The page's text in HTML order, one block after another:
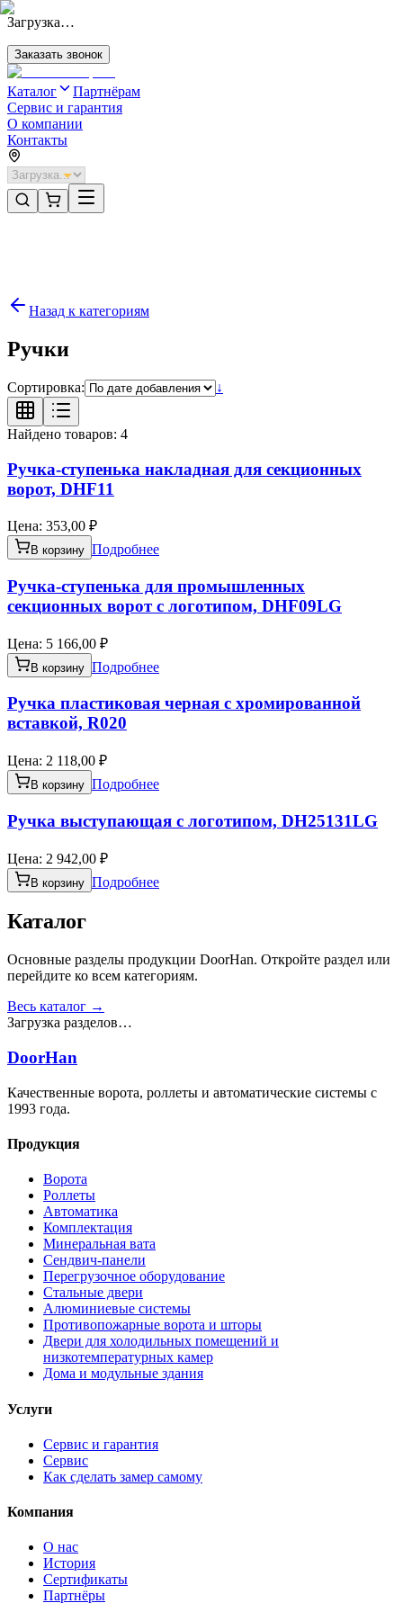
Загрузка…
Заказать звонок
Каталог
Партнёрам
Сервис и гарантия
О компании
Контакты
РучкиНазад к категориям
Ручки
Сортировка: ↓
Найдено товаров: 4
Ручка-ступенька накладная для секционных
ворот, DHF11
Цена: 353,00 ₽
В корзину Подробнее
Ручка-ступенька для промышленных
секционных ворот с логотипом, DHF09LG
Цена: 5 166,00 ₽
В корзину Подробнее
Ручка пластиковая черная с хромированной
вставкой, R020
Цена: 2 118,00 ₽
В корзину Подробнее
Ручка выступающая c логотипом, DH25131LG
Цена: 2 942,00 ₽
В корзину Подробнее
Каталог
Основные разделы продукции DoorHan. Откройте раздел или
перейдите ко всем категориям.
Весь каталог →
Загрузка разделов…
DoorHan
Качественные ворота, роллеты и автоматические системы с
1993 года.
Продукция
Ворота
Роллеты
Автоматика
Комплектация
Минеральная вата
Сендвич-панели
Перегрузочное оборудование
Стальные двери
Алюминиевые системы
Противопожарные ворота и шторы
Двери для холодильных помещений и
низкотемпературных камер
Дома и модульные здания
Услуги
Сервис и гарантия
Сервис
Как сделать замер самому
Компания
О нас
История
Сертификаты
Партнёры